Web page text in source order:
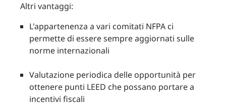
Altri vantaggi:
L'appartenenza a vari comitati NFPA ci
permette di essere sempre aggiornati sulle
norme internazionali
Valutazione periodica delle opportunità per
ottenere punti LEED che possano portare a
incentivi fiscali